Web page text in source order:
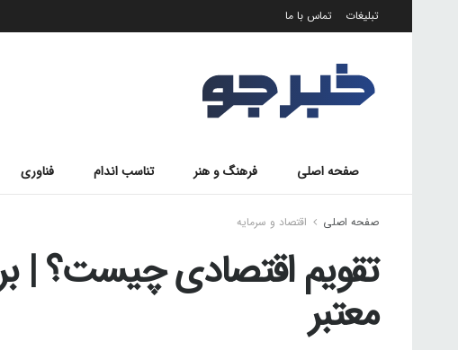
تبلیغات تماس با ما
صفحه اصلی فرهنگ و هنر تناسب اندام فناوری
صفحه اصلی اقتصاد و سرمایه
معتبر